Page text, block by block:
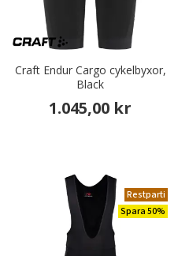
Craft Endur Cargo cykelbyxor,
Black
1.045,00 kr
Restparti
Spara 50%